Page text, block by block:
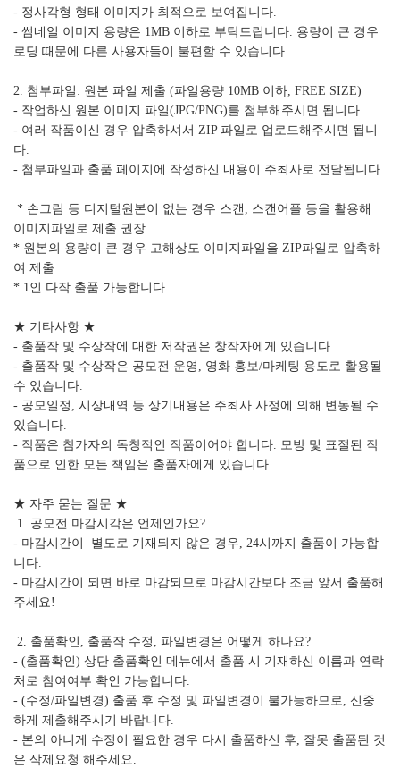
- 정사각형 형태 이미지가 최적으로 보여집니다.
- 썸네일 이미지 용량은 1MB 이하로 부탁드립니다. 용량이 큰 경우
로딩 때문에 다른 사용자들이 불편할 수 있습니다.
2. 첨부파일: 원본 파일 제출 (파일용량 10MB 이하, FREE SIZE)
- 작업하신 원본 이미지 파일(JPG/PNG)를 첨부해주시면 됩니다.
- 여러 작품이신 경우 압축하셔서 ZIP 파일로 업로드해주시면 됩니
다.
- 첨부파일과 출품 페이지에 작성하신 내용이 주최사로 전달됩니다.
* 손그림 등 디지털원본이 없는 경우 스캔, 스캔어플 등을 활용해
이미지파일로 제출 권장
* 원본의 용량이 큰 경우 고해상도 이미지파일을 ZIP파일로 압축하
여 제출
* 1인 다작 출품 가능합니다
★ 기타사항 ★
- 출품작 및 수상작에 대한 저작권은 창작자에게 있습니다.
- 출품작 및 수상작은 공모전 운영, 영화 홍보/마케팅 용도로 활용될
수 있습니다.
- 공모일정, 시상내역 등 상기내용은 주최사 사정에 의해 변동될 수
있습니다.
- 작품은 참가자의 독창적인 작품이어야 합니다. 모방 및 표절된 작
품으로 인한 모든 책임은 출품자에게 있습니다.
★ 자주 묻는 질문 ★
1. 공모전 마감시각은 언제인가요?
- 마감시간이 별도로 기재되지 않은 경우, 24시까지 출품이 가능합
니다.
- 마감시간이 되면 바로 마감되므로 마감시간보다 조금 앞서 출품해
주세요!
2. 출품확인, 출품작 수정, 파일변경은 어떻게 하나요?
- (출품확인) 상단 출품확인 메뉴에서 출품 시 기재하신 이름과 연락
처로 참여여부 확인 가능합니다.
- (수정/파일변경) 출품 후 수정 및 파일변경이 불가능하므로, 신중
하게 제출해주시기 바랍니다.
- 본의 아니게 수정이 필요한 경우 다시 출품하신 후, 잘못 출품된 것
은 삭제요청 해주세요.